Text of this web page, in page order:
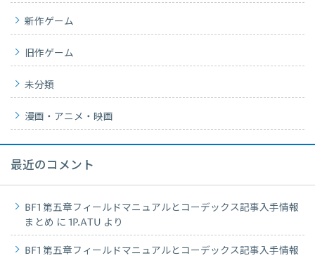
新作ゲーム
旧作ゲーム
未分類
漫画・アニメ・映画
最近のコメント
BF1 第五章フィールドマニュアルとコーデックス記事入手情報
まとめ に 1P.ATU より
BF1 第五章フィールドマニュアルとコーデックス記事入手情報